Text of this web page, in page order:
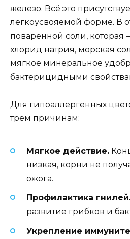
железо. Всё это
легкоусвояемой форме. В
поваренной соли, которая
хлорид натрия, морская
мягкое минеральное
бактерицидными
Для гипоаллергенных
трём причинам:
Мягкое действие.
низкая, корни не
ожога.
Профилактика
развитие грибков и
Укрепление